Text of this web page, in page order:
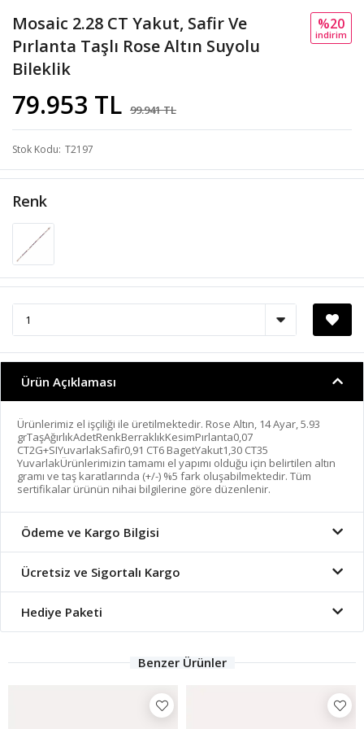
Mosaic 2.28 CT Yakut, Safir Ve
Pırlanta Taşlı Rose Altın Suyolu
Bileklik
79.953 TL 99.941 TL
%20
i̇ndi̇ri̇m
Stok Kodu T2197
Renk
Ürün Açıklaması
Ürünlerimiz el işçiliği ile üretilmektedir. Rose Altın, 14 Ayar, 5.93
grTaşAğırlıkAdetRenkBerraklıkKesimPırlanta0,07
CT2G+SIYuvarlakSafir0,91 CT6 BagetYakut1,30 CT35
YuvarlakÜrünlerimizin tamamı el yapımı olduğu için belirtilen altın
gramı ve taş karatlarında (+/-) %5 fark oluşabilmektedir. Tüm
sertifikalar ürünün nihai bilgilerine göre düzenlenir.
Ödeme ve Kargo Bilgisi
Ücretsiz ve Sigortalı Kargo
Hediye Paketi
Benzer Ürünler